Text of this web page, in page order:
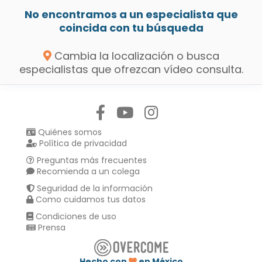
No encontramos a un especialista que
coincida con tu búsqueda
Cambia la localización o busca
especialistas que ofrezcan vídeo consulta.
Quiénes somos
Política de privacidad
Preguntas más frecuentes
Recomienda a un colega
Seguridad de la información
Como cuidamos tus datos
Condiciones de uso
Prensa